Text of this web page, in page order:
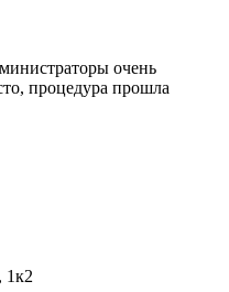
очень
процедура прошла